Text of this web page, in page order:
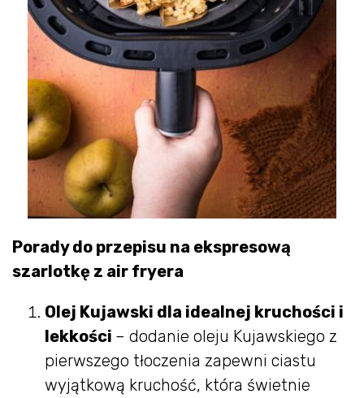
Porady do przepisu na ekspresową
szarlotkę z air fryera
Olej Kujawski dla idealnej kruchości i
lekkości – dodanie oleju Kujawskiego z
pierwszego tłoczenia zapewni ciastu
wyjątkową kruchość, która świetnie